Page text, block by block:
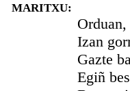
MARITXU:
Orduan,
Izan
Gazte bati,
Egiñ beste